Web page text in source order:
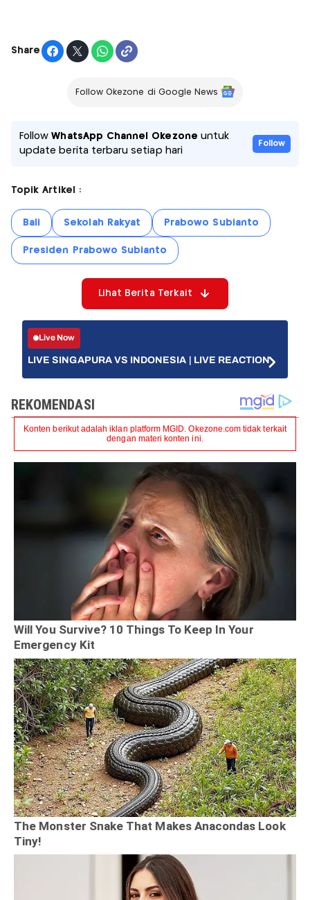
Share
Follow Okezone di Google News
FollowWhatsApp Channel Okezone untuk
update berita terbaru setiap hari
Follow
Topik Artikel :
Bali Sekolah Rakyat Prabowo Subianto
Presiden Prabowo Subianto
Lihat Berita Terkait
Live Now
LIVE SINGAPURA VS INDONESIA | LIVE REACTION